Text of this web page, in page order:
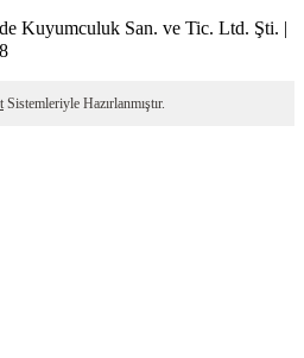
Kuyumculuk San. ve Tic. Ltd. Şti. |
Sistemleriyle Hazırlanmıştır.